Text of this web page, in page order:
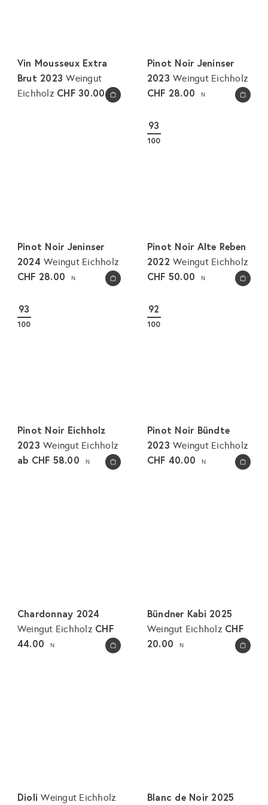
In den Warenkorb legen
Vin Mousseux Extra
Brut 2023Weingut
Eichholz CHF 30.00 N In den Warenkorb legen
Pinot Noir Jeninser
2023Weingut Eichholz
CHF 28.00 N
In den Warenkorb legen
Pinot Noir Jeninser
2024Weingut Eichholz
CHF 28.00 N In den Warenkorb legen
93
100
Pinot Noir Alte Reben
2022Weingut Eichholz
CHF 50.00 N
In den Warenkorb legen
93
100
Pinot Noir Eichholz
2023Weingut Eichholz
ab CHF 58.00 N In den Warenkorb legen
92
100
Pinot Noir Bündte
2023Weingut Eichholz
CHF 40.00 N
In den Warenkorb legen
Chardonnay 2024
Weingut Eichholz CHF
44.00
N In den Warenkorb legen
Bündner Kabi 2025
Weingut Eichholz CHF
20.00
N
DioliWeingut Eichholz Blanc de Noir 2025